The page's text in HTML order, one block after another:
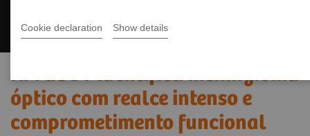
Cookie declaration Show details
RM de 3T identifica meningioma
óptico com realce intenso e
comprometimento funcional